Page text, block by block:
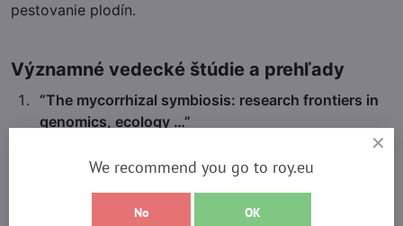
pestovanie plodín.
Významné vedecké štúdie a prehľady
“The mycorrhizal symbiosis: research frontiers in
genomics, ecology …”
mykorhízy, zahrňuje genomiku, ekológiu a nové
“Common Mycorrhizae Network: A Review of the
We recommend you go to roy.eu
No OK